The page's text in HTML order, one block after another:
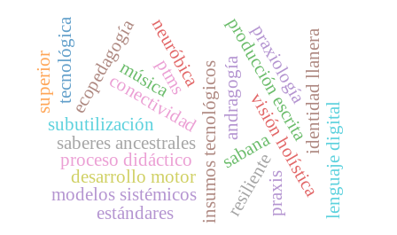
producción escrita
sabana
insumos tecnológicos visión holística
ptms
saberes ancestrales identidad llanera
conectividad
ecopedagogía
proceso didáctico
desarrollo motor
subutilización
praxiología
andragogía
neuróbica
resiliente lenguaje digital
tecnológica música
modelos sistémicos
estándares praxis
superior